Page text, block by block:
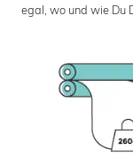
egal, wo und wie Du